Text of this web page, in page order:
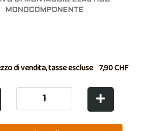
MONOCOMPONENTE
di vendita, tasse escluse 7,90 CHF